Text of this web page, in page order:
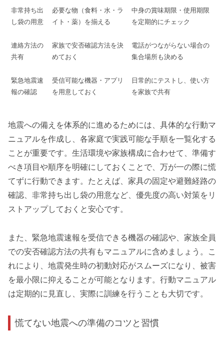
非常持ち出
し袋の用意
必要な物（食料・水・ラ
イト・薬）を揃える
中身の賞味期限・使用期限
を定期的にチェック
連絡方法の
共有
家族で安否確認方法を決
めておく
電話がつながらない場合の
集合場所も決める
緊急地震速
報の確認
受信可能な機器・アプリ
を用意しておく
日常的にテストし、使い方
を家族で共有
地震への備えを体系的に進めるためには、具体的な行動マ
ニュアルを作成し、各家庭で実践可能な手順を一覧化する
ことが重要です。生活環境や家族構成に合わせて、準備す
べき項目や順序を明確にしておくことで、万が一の際に慌
てずに行動できます。たとえば、家具の固定や避難経路の
確認、非常持ち出し袋の用意など、優先度の高い対策をリ
ストアップしておくと安心です。
また、緊急地震速報を受信できる機器の確認や、家族全員
での安否確認方法の共有もマニュアルに含めましょう。こ
れにより、地震発生時の初動対応がスムーズになり、被害
を最小限に抑えることが可能となります。行動マニュアル
は定期的に見直し、実際に訓練を行うことも大切です。
慌てない地震への準備のコツと習慣